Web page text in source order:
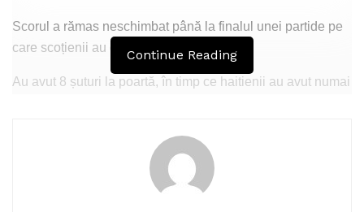
Scorul a rămas neschimbat până la finalul unei partide pe
care scoțienii au dominat-o.
Au avut 8 șuturi la poartă, în timp ce haitienii au avut numai
Continue Reading